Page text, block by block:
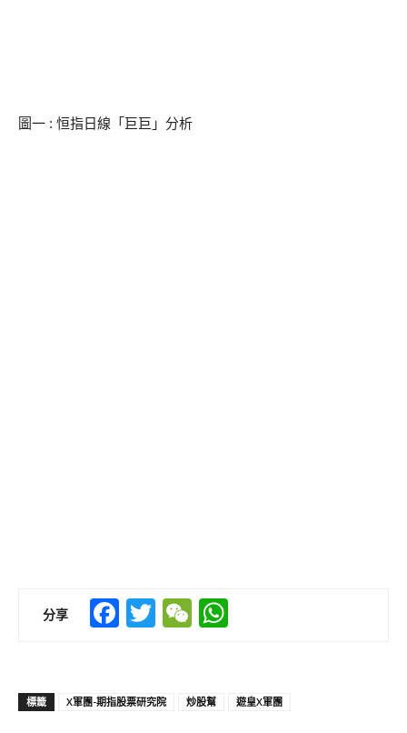
圖一 : 恒指日線「巨巨」分析
分享 Facebook
TwitterWeChat
標籤 X軍團-期指股票研究院 炒股幫 遊皇X軍團